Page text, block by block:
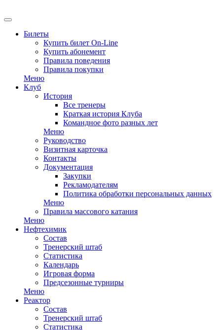
Билеты
Купить билет On-Line
Купить абонемент
Правила поведения
Правила покупки
Меню
Клуб
История
Все тренеры
Краткая история Клуба
Командное фото разных лет
Меню
Руководство
Визитная карточка
Контакты
Документация
Закупки
Рекламодателям
Политика обработки персональных данных
Меню
Правила массового катания
Меню
Нефтехимик
Состав
Тренерский штаб
Статистика
Календарь
Игровая форма
Предсезонные турниры
Меню
Реактор
Состав
Тренерский штаб
Статистика